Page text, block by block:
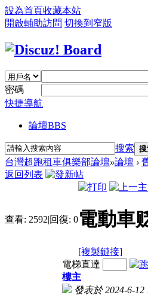
設為首頁收藏本站
開啟輔助訪問 切換到窄版
密碼
快捷導航
論壇BBS
搜索
台灣超跑租車俱樂部論壇»論壇 ›
返回列表
查看: 2592|回復: 0電動車
[複製鏈接]
電梯直達
樓主
發表於 2024-6-12